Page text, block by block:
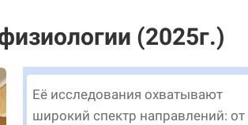
(2025г.)
Её исследования охватывают
широкий спектр направлений: от